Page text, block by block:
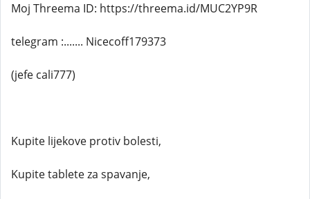
Moj Threema ID: https://threema.id/MUC2YP9R
telegram :....... Nicecoff179373
(jefe cali777)
Kupite lijekove protiv bolesti,
Kupite tablete za spavanje,